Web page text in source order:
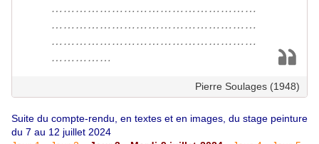
……………………………………………
……………………………………………
……………………………………………
……………
Pierre Soulages (1948)
Suite du compte-rendu, en textes et en images, du stage peinture
du 7 au 12 juillet 2024